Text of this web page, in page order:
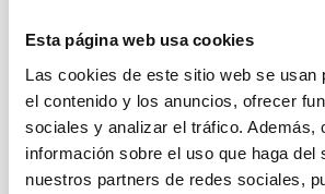
Esta página web usa cookies
Las cookies de este sitio web se usan
el contenido y los anuncios, ofrecer
sociales y analizar el tráfico. Además,
información sobre el uso que haga del
nuestros partners de redes sociales,